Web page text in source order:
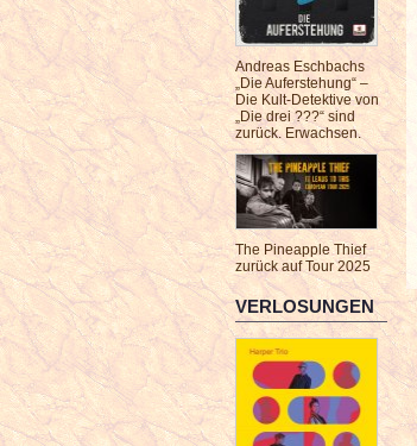
Andreas Eschbachs
„Die Auferstehung“ –
Die Kult-Detektive von
„Die drei ???“ sind
zurück. Erwachsen.
The Pineapple Thief
zurück auf Tour 2025
VERLOSUNGEN